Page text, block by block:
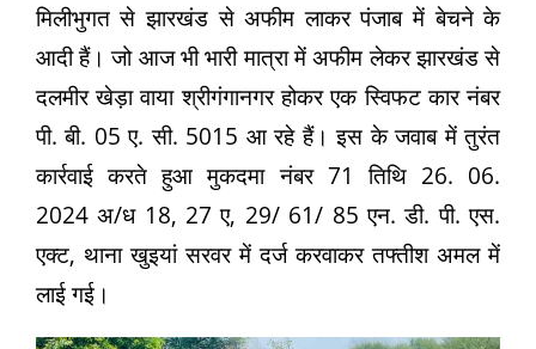
मिलीभुगत से झारखंड से अफीम लाकर पंजाब में बेचने के
आदी हैं। जो आज भी भारी मात्रा में अफीम लेकर झारखंड से
दलमीर खेड़ा वाया श्रीगंगानगर होकर एक स्विफट कार नंबर
पी. बी. 05 ए. सी. 5015 आ रहे हैं। इस के जवाब में तुरंत
कार्रवाई करते हुआ मुकदमा नंबर 71 तिथि 26. 06.
2024 अ/ध 18, 27 ए, 29/ 61/ 85 एन. डी. पी. एस.
एक्ट, थाना खुइयां सरवर में दर्ज करवाकर तफ्तीश अमल में
लाई गई।